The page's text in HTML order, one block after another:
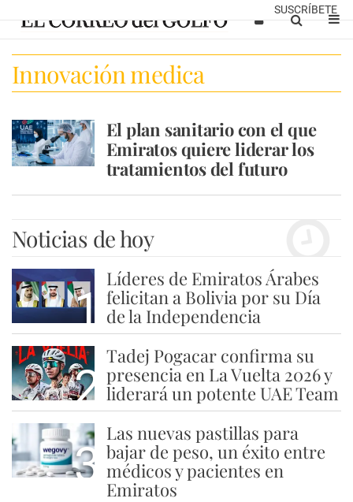
SUSCRÍBETE
Innovación medica
El plan sanitario con el que
Emiratos quiere liderar los
tratamientos del futuro
Noticias de hoy
1
Líderes de Emiratos Árabes
felicitan a Bolivia por su Día
de la Independencia
2
Tadej Pogacar confirma su
presencia en La Vuelta 2026 y
liderará un potente UAE Team
3
Las nuevas pastillas para
bajar de peso, un éxito entre
médicos y pacientes en
Emiratos